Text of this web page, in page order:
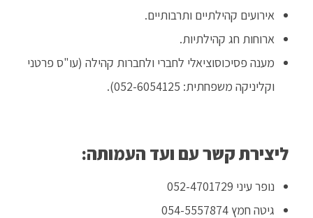
אירועים קהילתיים ותרבותיים.
ארוחות חג קהילתיות.
מענה פסיכוסוציאלי לחברי ולחברות קהילה (עו"ס פרטני
וקליניקה משפחתית: 052-6054125).
ליצירת קשר עם ועד העמותה:
נופר עיני 052-4701729
גיטה חמץ 054-5557874